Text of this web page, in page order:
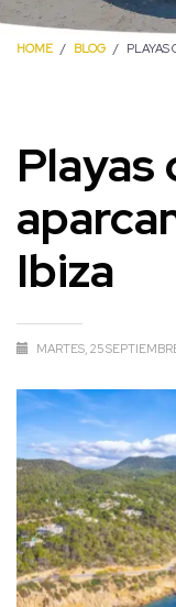
HOME BLOG PLAYAS
Playas
Ibiza
MARTES, 25